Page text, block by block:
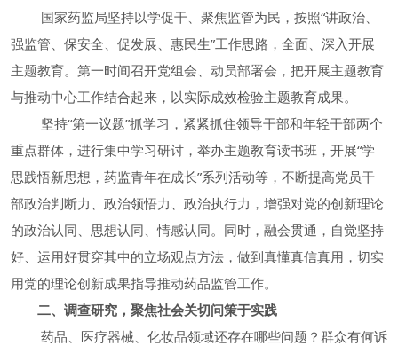
国家药监局坚持以学促干、聚焦监管为民，按照“讲政治、
强监管、保安全、促发展、惠民生”工作思路，全面、深入开展
主题教育。第一时间召开党组会、动员部署会，把开展主题教育
与推动中心工作结合起来，以实际成效检验主题教育成果。
坚持“第一议题”抓学习，紧紧抓住领导干部和年轻干部两个
重点群体，进行集中学习研讨，举办主题教育读书班，开展“学
思践悟新思想，药监青年在成长”系列活动等，不断提高党员干
部政治判断力、政治领悟力、政治执行力，增强对党的创新理论
的政治认同、思想认同、情感认同。同时，融会贯通，自觉坚持
好、运用好贯穿其中的立场观点方法，做到真懂真信真用，切实
用党的理论创新成果指导推动药品监管工作。
二、调查研究，聚焦社会关切问策于实践
药品、医疗器械、化妆品领域还存在哪些问题？群众有何诉